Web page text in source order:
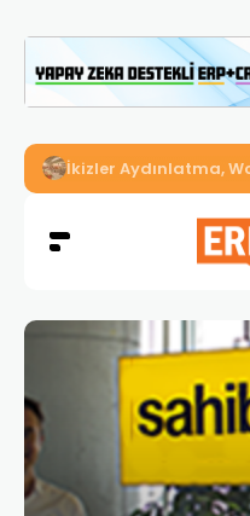
İkizler Aydınlatma,